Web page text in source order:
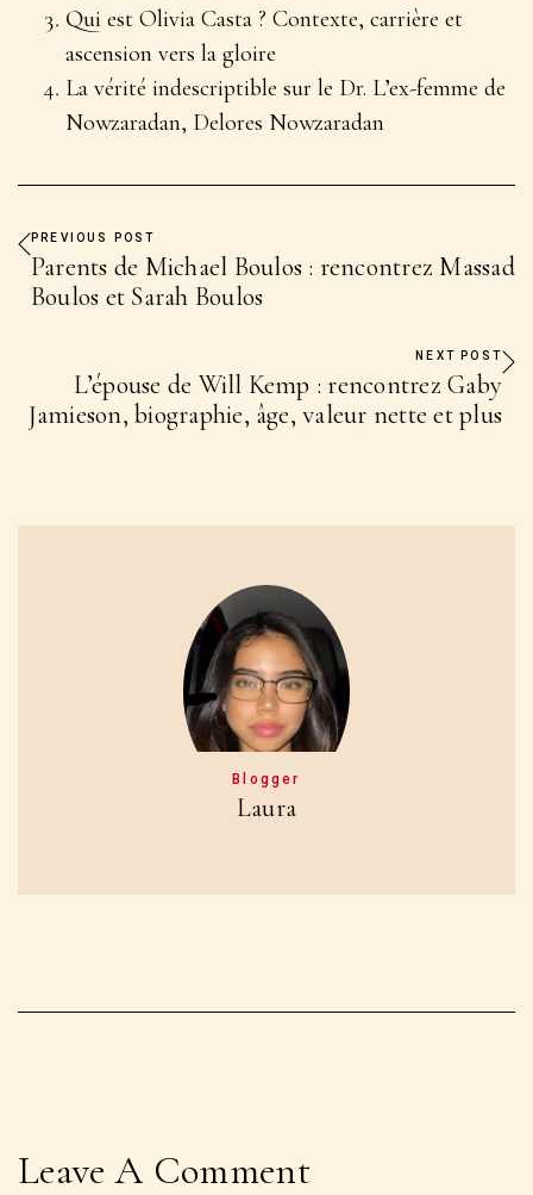
Qui est Olivia Casta ? Contexte, carrière et
ascension vers la gloire
La vérité indescriptible sur le Dr. L’ex-femme de
Nowzaradan, Delores Nowzaradan
PREVIOUS POST
Parents de Michael Boulos : rencontrez Massad
Boulos et Sarah Boulos
NEXT POST
L’épouse de Will Kemp : rencontrez Gaby
Jamieson, biographie, âge, valeur nette et plus
Blogger
Laura
Leave A Comment